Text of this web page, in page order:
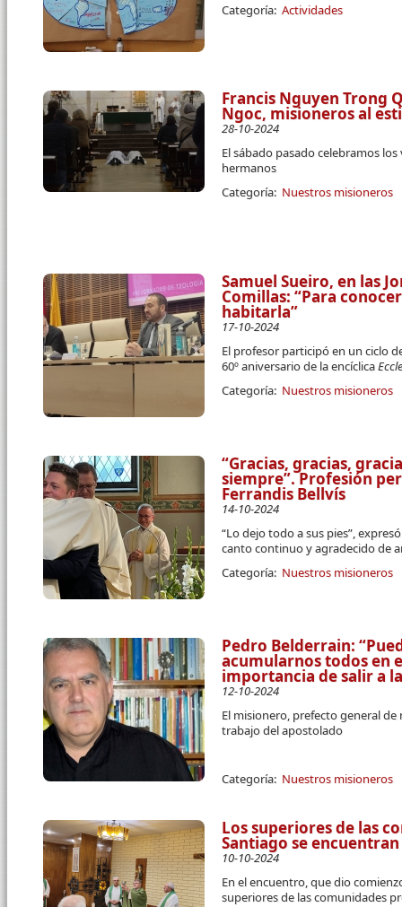
Categoría: Actividades
Francis Nguyen Trong
Ngoc, misioneros al
28-10-2024
El sábado pasado celebramos
hermanos
Categoría: Nuestros misioneros
Samuel Sueiro, en las
Comillas: “Para
habitarla”
17-10-2024
El profesor participó en un ciclo
60º aniversario de la encíclica
Categoría: Nuestros misioneros
“Gracias, gracias,
siempre”. Profesión
Ferrandis Bellvís
14-10-2024
“Lo dejo todo a sus pies”,
canto continuo y agradecido de
Categoría: Nuestros misioneros
Pedro Belderrain:
acumularnos todos en
importancia de salir a
12-10-2024
El misionero, prefecto general
trabajo del apostolado
Categoría: Nuestros misioneros
Los superiores de las
Santiago se
10-10-2024
En el encuentro, que dio
superiores de las comunidades